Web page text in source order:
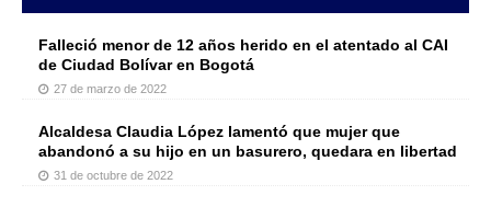
Falleció menor de 12 años herido en el atentado al CAI
de Ciudad Bolívar en Bogotá
27 de marzo de 2022
Alcaldesa Claudia López lamentó que mujer que
abandonó a su hijo en un basurero, quedara en libertad
31 de octubre de 2022